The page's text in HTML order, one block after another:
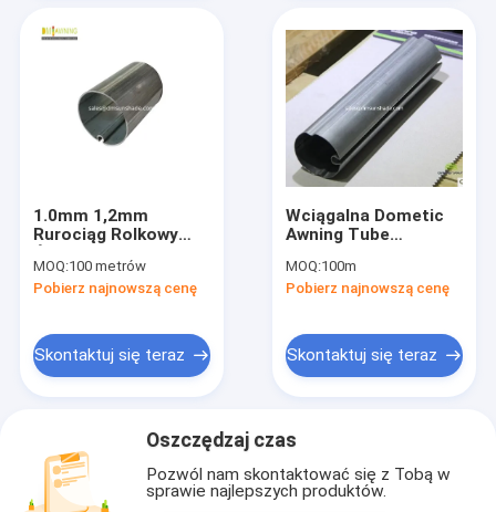
1.0mm 1,2mm
Rurociąg Rolkowy
MOQ:100 metrów
Pobierz najnowszą cenę
Skontaktuj się teraz
Wciągalna Dometic
Awning Tube
Pipe 50mm Dia Rv
Awning Roller
MOQ:100m
Pobierz najnowszą cenę
Skontaktuj się teraz
Oszczędzaj czas
Pozwól nam skontaktować się z Tobą w
sprawie najlepszych produktów.